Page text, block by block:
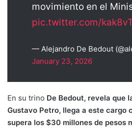
movimiento en el
pic.twitter.com/
— Alejandro De Bedout
January 23, 2026
En su trino De Bedout, revela que
Gustavo Petro, llega a este cargo
supera los $30 millones de pesos